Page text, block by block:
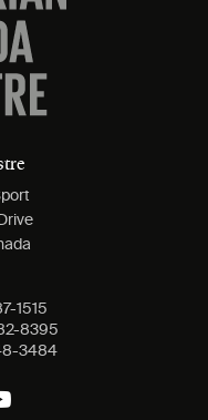
1515
8395
3484